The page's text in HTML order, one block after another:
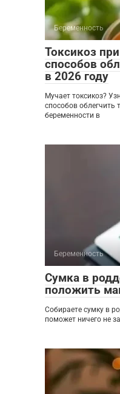
Беременность
Токсикоз
способов
в 2026 году
Мучает токсикоз?
способов облегчить
беременности в
Беременность
Сумка в
положить
Собираете сумку в
поможет ничего не